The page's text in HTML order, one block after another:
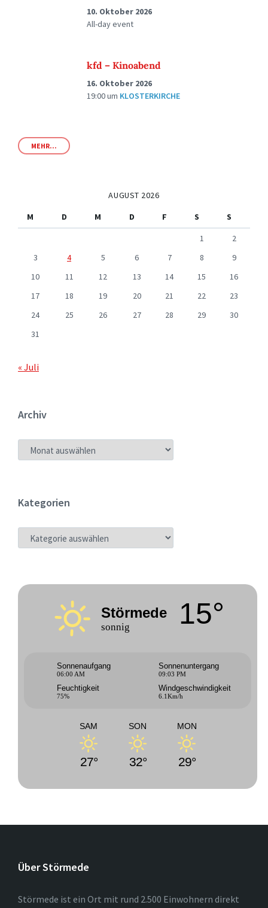
10. Oktober 2026
All-day event
kfd – Kinoabend
16. Oktober 2026
19:00um KLOSTERKIRCHE
MEHR...
AUGUST 2026
M
D M D F S
S
1
2
3
4 5 6 7 8
9
10
11 12 13 14 15
16
17
18 19 20 21 22
23
24
25 26 27 28 29
30
31
« Juli
Archiv
ARCHIV
Kategorien
KATEGORIEN
Störmede
sonnig 15°
Sonnenaufgang
06:00 AM
Sonnenuntergang
09:03 PM
Feuchtigkeit
75%
Windgeschwindigkeit
6.1Km/h
SAM
27°
SON
32°
MON
29°
Über Störmede
Störmede ist ein Ort mit rund 2.500 Einwohnern direkt